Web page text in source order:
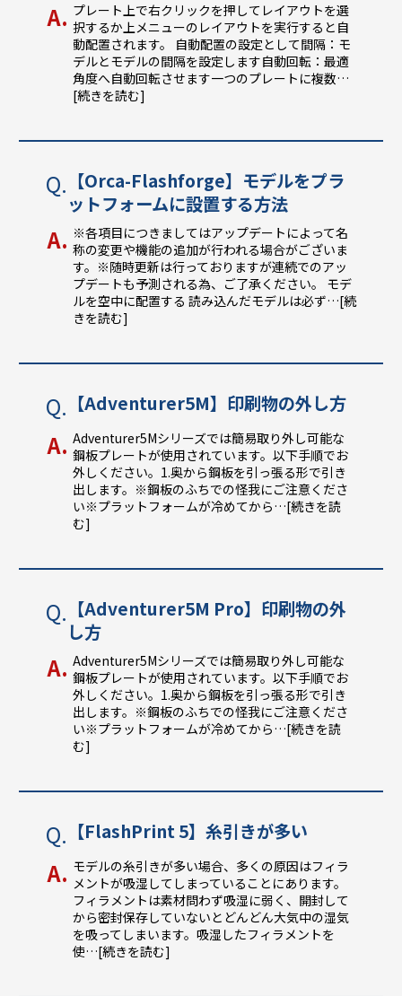
プレート上で右クリックを押してレイアウトを選
択するか上メニューのレイアウトを実行すると自
動配置されます。 自動配置の設定として間隔：モ
デルとモデルの間隔を設定します自動回転：最適
角度へ自動回転させます一つのプレートに複数…
[続きを読む]
【Orca-Flashforge】モデルをプラ
ットフォームに設置する方法
※各項目につきましてはアップデートによって名
称の変更や機能の追加が行われる場合がございま
す。※随時更新は行っておりますが連続でのアッ
プデートも予測される為、ご了承ください。 モデ
ルを空中に配置する 読み込んだモデルは必ず…[続
きを読む]
【Adventurer5M】印刷物の外し方
Adventurer5Mシリーズでは簡易取り外し可能な
鋼板プレートが使用されています。以下手順でお
外しください。1.奥から鋼板を引っ張る形で引き
出します。※鋼板のふちでの怪我にご注意くださ
い※プラットフォームが冷めてから…[続きを読
む]
【Adventurer5M Pro】印刷物の外
し方
Adventurer5Mシリーズでは簡易取り外し可能な
鋼板プレートが使用されています。以下手順でお
外しください。1.奥から鋼板を引っ張る形で引き
出します。※鋼板のふちでの怪我にご注意くださ
い※プラットフォームが冷めてから…[続きを読
む]
【FlashPrint 5】糸引きが多い
モデルの糸引きが多い場合、多くの原因はフィラ
メントが吸湿してしまっていることにあります。
フィラメントは素材問わず吸湿に弱く、開封して
から密封保存していないとどんどん大気中の湿気
を吸ってしまいます。吸湿したフィラメントを
使…[続きを読む]